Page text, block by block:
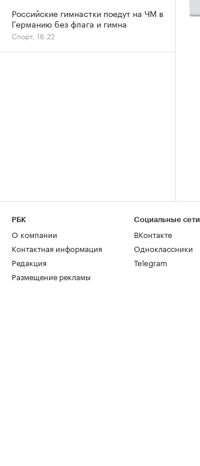
Российские гимнастки поедут на ЧМ в
Германию без флага и гимна
Спорт, 16:22
РБК
О компании
Контактная информация
Редакция
Размещение рекламы
Социальные сети
ВКонтакте
Одноклассники
Telegram